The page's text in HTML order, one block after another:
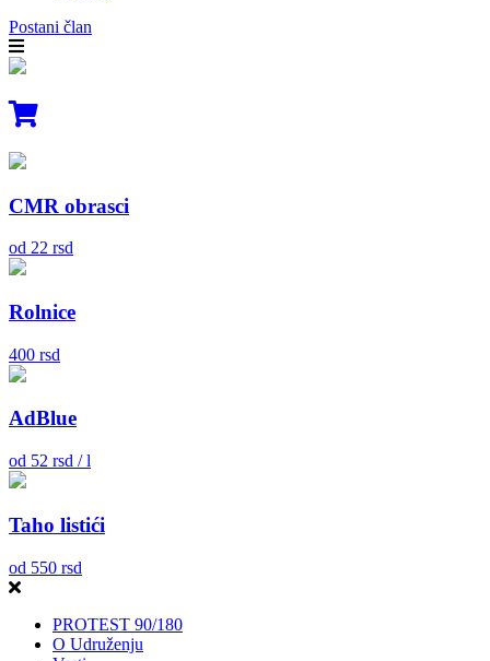
Postani član
CMR obrasci
od 22 rsd
Rolnice
400 rsd
AdBlue
od 52 rsd / l
Taho listići
od 550 rsd
PROTEST 90/180
O Udruženju